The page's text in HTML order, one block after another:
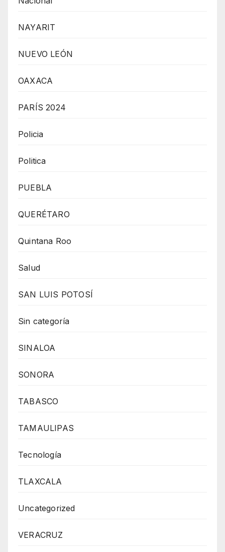
NAYARIT
NUEVO LEÓN
OAXACA
PARÍS 2024
Policia
Politica
PUEBLA
QUERÉTARO
Quintana Roo
Salud
SAN LUIS POTOSÍ
Sin categoría
SINALOA
SONORA
TABASCO
TAMAULIPAS
Tecnología
TLAXCALA
Uncategorized
VERACRUZ